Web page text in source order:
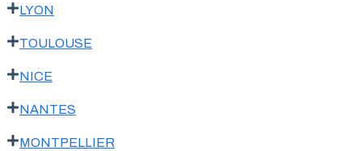
LYON
TOULOUSE
NICE
NANTES
MONTPELLIER